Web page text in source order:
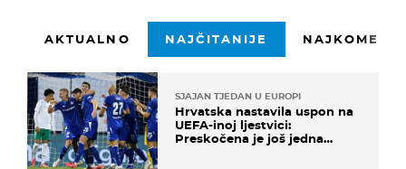
AKTUALNO NAJČITANIJE
SJAJAN TJEDAN U EUROPI
Hrvatska nastavila uspon na
UEFA-inoj ljestvici:
Preskočena je još jedna